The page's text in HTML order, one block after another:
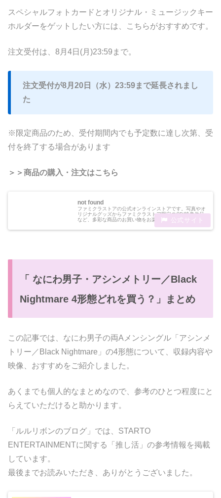
スペシャルフォトカードとオリジナル・ミュージックキー
ホルダーをゲットしたい方には、こちらがおすすめです。
注文受付は、8月4日(月)23:59まで。
注文受付が8月20日（水）23:59まで延長されまし
た
※限定商品のため、受付期間内でも予定数に達し次第、受
付を終了する場合があります
＞＞商品の購入・注文はこちら
not found
ファミクラストアの公式オンラインストアです。写真やオ
リジナルグッズからファミクラストア限定のCD/映像作品
など、多彩な商品のお買い物をお楽しみください。
「 なにわ男子・アシンメトリー／Black
Nightmare 4形態どれを買う？」まとめ
この記事では、なにわ男子の両Aメンシングル「アシンメ
トリー／Black Nightmare」の4形態について、収録内容や
映像、おすすめをご紹介しました。
あくまでも個人的なまとめなので、参考のひとつ程度にと
らえていただけると助かります。
「ルルリボンのブログ」では、STARTO
ENTERTAINMENTに関する「推し活」の参考情報を掲載
しています。
最後までお読みいただき、ありがとうございました。